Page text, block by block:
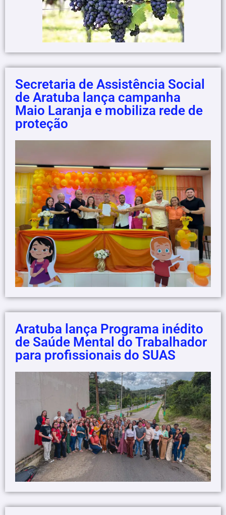
Secretaria de Assistência Social
de Aratuba lança campanha
Maio Laranja e mobiliza rede de
proteção
Aratuba lança Programa inédito
de Saúde Mental do Trabalhador
para profissionais do SUAS